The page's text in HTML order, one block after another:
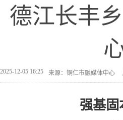
德江长丰
2025-12-05 16:25 来源：铜仁市融媒体中心
强基固